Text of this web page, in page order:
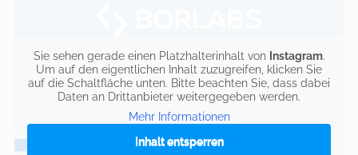
Sie sehen gerade einen Platzhalterinhalt von Instagram.
Um auf den eigentlichen Inhalt zuzugreifen, klicken Sie
auf die Schaltfläche unten. Bitte beachten Sie, dass dabei
Daten an Drittanbieter weitergegeben werden.
Mehr Informationen
Inhalt entsperren